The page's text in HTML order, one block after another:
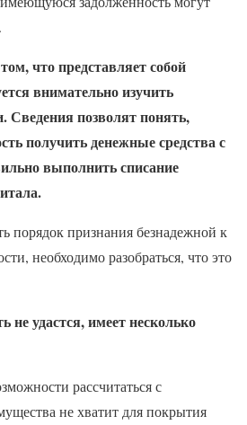
что представляет собой
внимательно изучить
Сведения позволят понять,
получить денежные средства с
выполнить списание
порядок признания безнадежной к
необходимо разобраться, что это
не удастся, имеет несколько
рассчитаться с
не хватит для покрытия